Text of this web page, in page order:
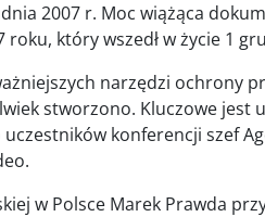
2007 r. Moc wiążąca
który wszedł w życie 1
narzędzi ochrony
stworzono. Kluczowe jest
uczestników konferencji szef
w Polsce Marek Prawda